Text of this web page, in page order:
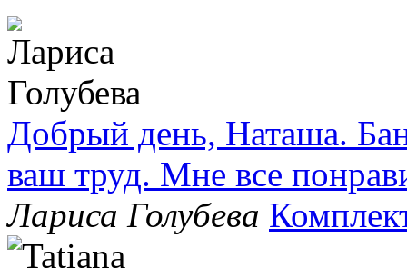
Добрый день, Наташа.
ваш труд. Мне все
Лариса Голубева